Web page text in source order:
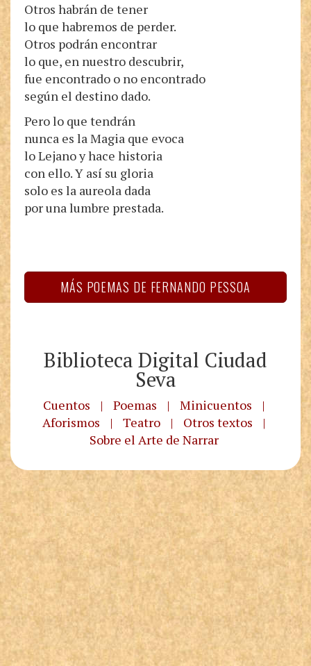
Otros habrán de tener
lo que habremos de perder.
Otros podrán encontrar
lo que, en nuestro descubrir,
fue encontrado o no encontrado
según el destino dado.
Pero lo que tendrán
nunca es la Magia que evoca
lo Lejano y hace historia
con ello. Y así su gloria
solo es la aureola dada
por una lumbre prestada.
MÁS POEMAS DE FERNANDO PESSOA
Biblioteca Digital Ciudad
Seva
Cuentos | Poemas | Minicuentos
|
Aforismos
| Teatro | Otros textos
|
Sobre el Arte de Narrar